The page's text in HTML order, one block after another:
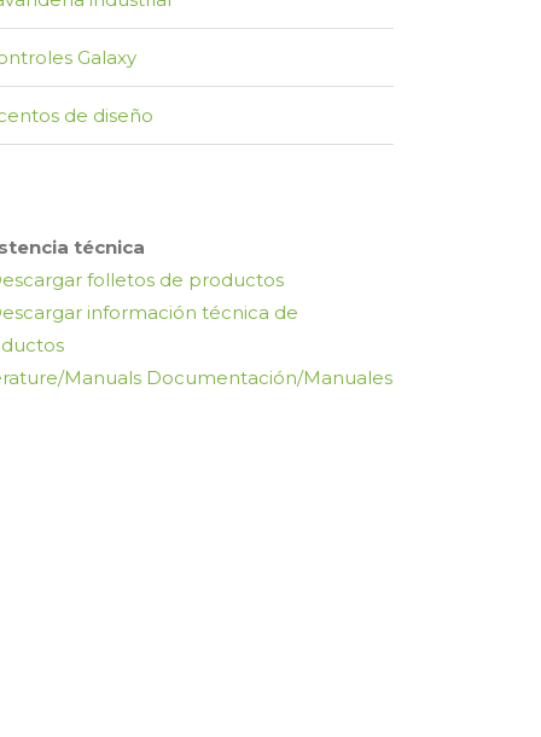
Galaxy
de diseño
técnica
folletos de productos
información técnica de
Manuals Documentación/Manuales